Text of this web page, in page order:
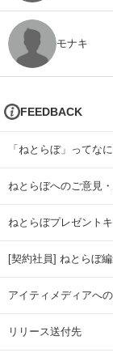
モナキ
FEEDBACK
「ねとらぼ」ってな
ねとらぼへのご意見
ねとらぼプレゼント
[契約社員] ねとらぼ
アイティメディアへ
リリース送付先